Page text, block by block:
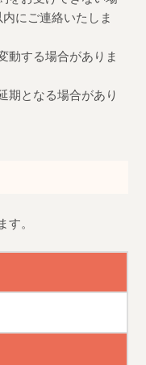
にご連絡いたしま
動する場合がありま
期となる場合があり
。